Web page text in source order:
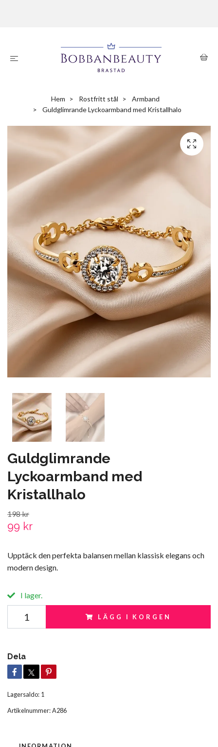
Hem Rostfritt stål
Armband
Guldglimrande Lyckoarmband med Kristallhalo
Guldglimrande
Lyckoarmband med
Kristallhalo
198 kr
99 kr
Upptäck den perfekta balansen mellan klassisk elegans och
modern design.
I lager.
LÄGG I KORGEN
Dela
Lagersaldo: 1
Artikelnummer:A286